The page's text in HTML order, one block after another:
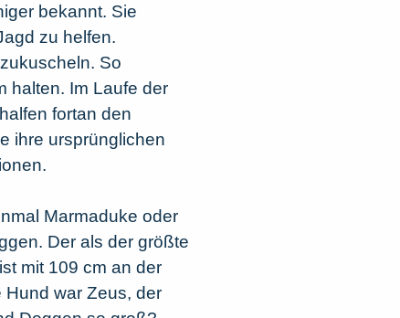
bekannt. Sie
zu helfen.
So
halten. Im Laufe der
fortan den
ihre ursprünglichen
Marmaduke oder
Der als der größte
mit 109 cm an der
Hund war Zeus, der